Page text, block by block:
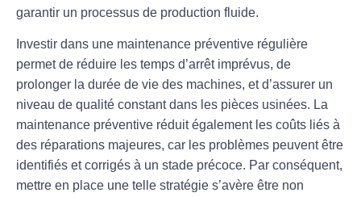
garantir un processus de production fluide.
Investir dans une maintenance préventive régulière
permet de réduire les temps d’arrêt imprévus, de
prolonger la durée de vie des machines, et d’assurer un
niveau de qualité constant dans les pièces usinées. La
maintenance préventive réduit également les coûts liés à
des réparations majeures, car les problèmes peuvent être
identifiés et corrigés à un stade précoce. Par conséquent,
mettre en place une telle stratégie s’avère être non